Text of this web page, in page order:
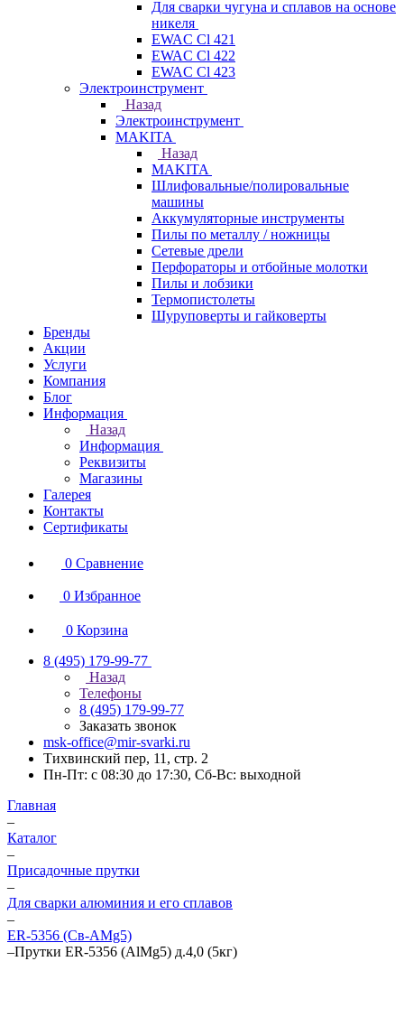
Для сварки чугуна и сплавов на основе
никеля
EWAC Cl 421
EWAC Cl 422
EWAC Cl 423
Электроинструмент
Назад
Электроинструмент
МAKITA
Назад
МAKITA
Шлифовальные/полировальные
машины
Аккумуляторные инструменты
Пилы по металлу / ножницы
Сетевые дрели
Перфораторы и отбойные молотки
Пилы и лобзики
Термопистолеты
Шуруповерты и гайковерты
Бренды
Акции
Услуги
Компания
Блог
Информация
Назад
Информация
Реквизиты
Магазины
Галерея
Контакты
Сертификаты
0 Сравнение
0 Избранное
0 Корзина
8 (495) 179-99-77
Назад
Телефоны
8 (495) 179-99-77
Заказать звонок
msk-office@mir-svarki.ru
Тихвинский пер, 11, стр. 2
Пн-Пт: с 08:30 до 17:30, Сб-Вс: выходной
Главная
–
Каталог
–
Присадочные прутки
–
Для сварки алюминия и его сплавов
–
ER-5356 (Св-АМg5)
–Прутки ER-5356 (AlMg5) д.4,0 (5кг)